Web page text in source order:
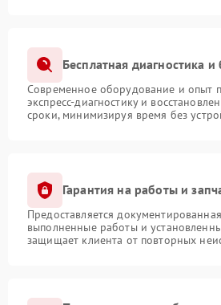
Бесплатная диагностика
Современное оборудование и опыт
экспресс-диагностику и
сроки, минимизируя время без
Гарантия на работы и
Предоставляется
выполненные работы и
защищает клиента от повторных